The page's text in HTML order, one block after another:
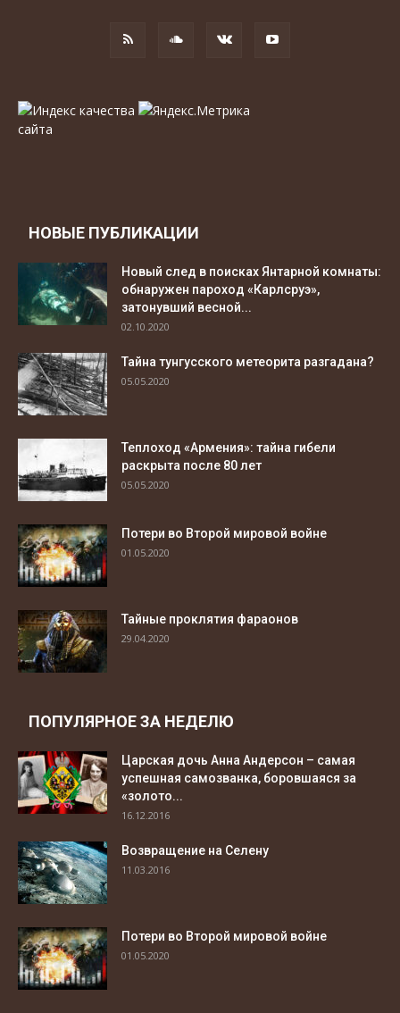
НОВЫЕ ПУБЛИКАЦИИ
Новый след в поисках Янтарной комнаты:
обнаружен пароход «Карлсруэ»,
затонувший весной...
02.10.2020
Тайна тунгусского метеорита разгадана?
05.05.2020
Теплоход «Армения»: тайна гибели
раскрыта после 80 лет
05.05.2020
Потери во Второй мировой войне
01.05.2020
Тайные проклятия фараонов
29.04.2020
ПОПУЛЯРНОЕ ЗА НЕДЕЛЮ
Царская дочь Анна Андерсон – самая
успешная самозванка, боровшаяся за
«золото...
16.12.2016
Возвращение на Селену
11.03.2016
Потери во Второй мировой войне
01.05.2020